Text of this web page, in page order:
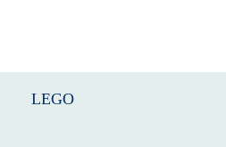
LEGO